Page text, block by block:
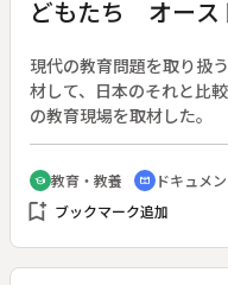
どもたち オース
現代の教育問題を取り扱
材して、日本のそれと比
の教育現場を取材した。
school 教育・教養 cinematic_blur ドキュメ
bookmark_add ブックマーク追加